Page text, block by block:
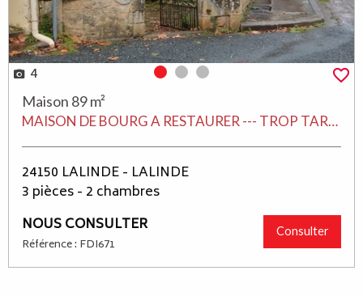
4 Photo 0
Photo 1Photo 2
Maison 89 m²
MAISON DE BOURG A RESTAURER --- TROP TARD !!! MAISON EN PIERRE PETITS PRIX VENDU PAR L'AGENCE FDIMMO LALINDE EN PERIGORD---
24150 LALINDE - LALINDE
3 pièces - 2 chambres
NOUS CONSULTER
Référence : FDI671
Consulter